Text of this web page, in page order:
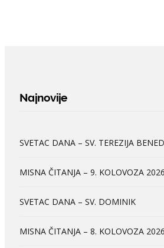
Najnovije
SVETAC DANA – SV. TEREZIJA
MISNA ČITANJA – 9. KOLOVOZA
SVETAC DANA – SV. DOMINIK
MISNA ČITANJA – 8. KOLOVOZA